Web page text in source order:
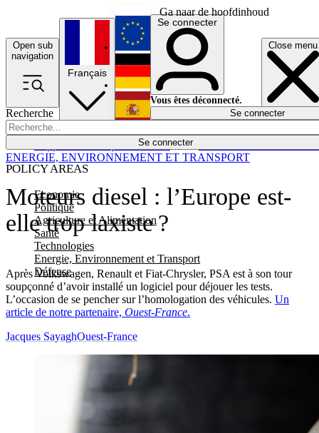
Ga naar de hoofdinhoud
Open sub
navigation
Close menu
Recherche
Se connecter
POLICY AREAS
Economie
Politique
Agriculture et Alimentation
Santé
Technologies
Energie, Environnement et Transport
Défense
Économie
Français
English
Deutsch
Español
Se connecter
Vous êtes déconnecté.
Se connecter
Moteurs diesel : l’Europe est-
elle trop laxiste ?
Après Volkswagen, Renault et Fiat-Chrysler, PSA est à son tour
soupçonné d’avoir installé un logiciel pour déjouer les tests.
L’occasion de se pencher sur l’homologation des véhicules. Un
article de notre partenaire, Ouest-France.
ENERGIE, ENVIRONNEMENT ET TRANSPORT
Jacques SayaghOuest-France